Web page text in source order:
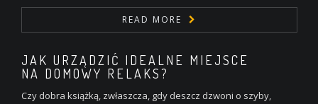
READ MORE
JAK URZĄDZIĆ IDEALNE MIEJSCE
NA DOMOWY RELAKS?
Czy dobra książką, zwłaszcza, gdy deszcz dzwoni o szyby,